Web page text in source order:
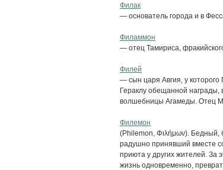
Филак
— основатель города и в
Филаммон
— отец Тамириса,
Филей
— сын царя Авгия, у которого
Гераклу обещанной награды,
волшебницы Агамеды. Отец
Филемон
(Philemon, Φιλήμων). Бедный,
радушно принявший вместе
приюта у других жителей. За
жизнь одновременно,